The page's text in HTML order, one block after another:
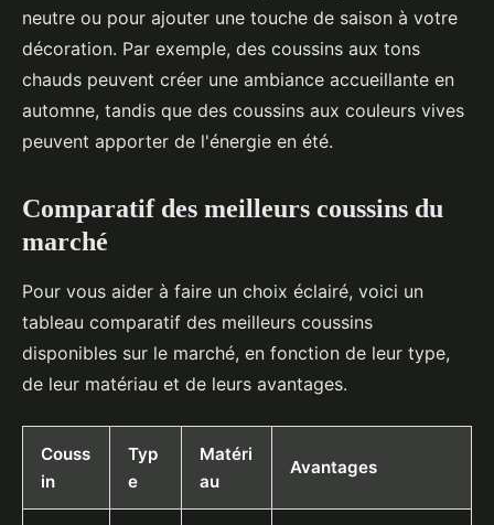
neutre ou pour ajouter une touche de saison à votre
décoration. Par exemple, des coussins aux tons
chauds peuvent créer une ambiance accueillante en
automne, tandis que des coussins aux couleurs vives
peuvent apporter de l'énergie en été.
Comparatif des meilleurs coussins du
marché
Pour vous aider à faire un choix éclairé, voici un
tableau comparatif des meilleurs coussins
disponibles sur le marché, en fonction de leur type,
de leur matériau et de leurs avantages.
Couss
in
Typ
e
Matéri
au
Avantages